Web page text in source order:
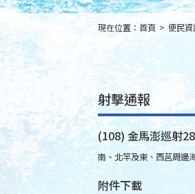
::: 現在位置： 首頁 > 便民資
射擊通報
(108) 金馬澎巡射
南、北竿及東、西莒周邊
附件下載